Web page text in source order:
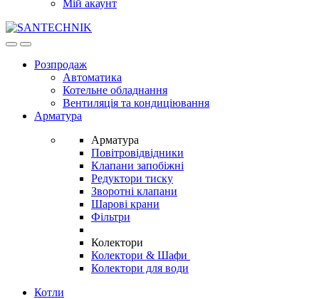
Мій акаунт
OpenClose
Розпродаж
Автоматика
Котельне обладнання
Вентиляція та кондиціювання
Арматура
Арматура
Повітровідвідники
Клапани запобіжні
Редуктори тиску
Зворотні клапани
Шарові крани
Фільтри
Колектори
Колектори & Шафи
Колектори для води
Котли